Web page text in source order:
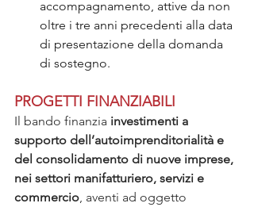
accompagnamento, attive da non
oltre i tre anni precedenti alla data
di presentazione della domanda
di sostegno.
PROGETTI FINANZIABILI
Il bando finanzia investimenti a
supporto dell’autoimprenditorialità e
del consolidamento di nuove imprese,
nei settori manifatturiero, servizi e
commercio , aventi ad oggetto